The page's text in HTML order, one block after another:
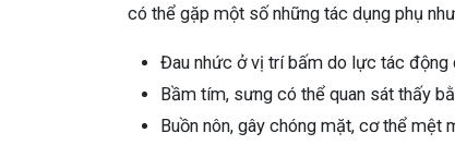
có thể gặp một số những tác dụng phụ
Đau nhức ở vị trí bấm do lực tác động
Bầm tím, sưng có thể quan sát thấy
Buồn nôn, gây chóng mặt, cơ thể mệt